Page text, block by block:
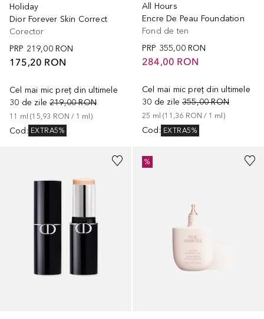
Holiday
Dior Forever Skin Correct
Corector
PRP 219,00 RON
175,20 RON
Cel mai mic preț din ultimele
30 de zile 219,00 RON
11 ml (15,93 RON / 1 ml)
Cod : EXTRA5%
All Hours
Encre De Peau Foundation
Fond de ten
PRP 355,00 RON
284,00 RON
Cel mai mic preț din ultimele
30 de zile 355,00 RON
25 ml (11,36 RON / 1 ml )
Cod : EXTRA5%
+21
%
+14